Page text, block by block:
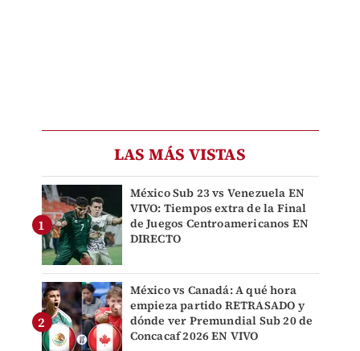
LAS MÁS VISTAS
México Sub 23 vs Venezuela EN
VIVO: Tiempos extra de la Final
de Juegos Centroamericanos EN
DIRECTO
México vs Canadá: A qué hora
empieza partido RETRASADO y
dónde ver Premundial Sub 20 de
Concacaf 2026 EN VIVO